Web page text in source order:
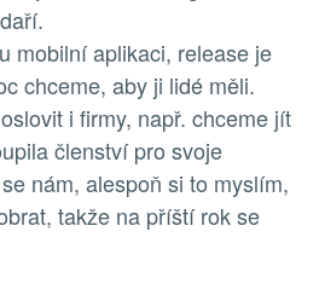
mobilní aplikaci, release je
chceme, aby ji lidé měli.
i firmy, např. chceme jít
členství pro svoje
nám, alespoň si to myslím,
takže na příští rok se